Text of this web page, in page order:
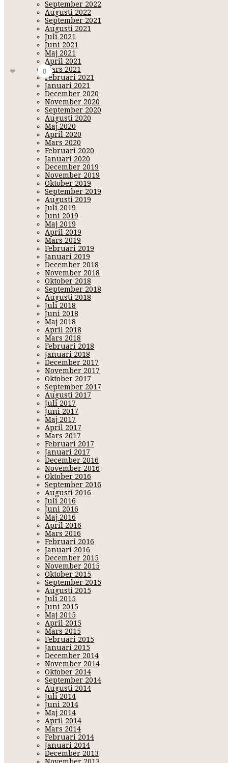
September 2022
Augusti 2022
September 2021
Augusti 2021
Juli 2021
Juni 2021
Maj 2021
April 2021
Mars 2021
Februari 2021
Januari 2021
December 2020
November 2020
September 2020
Augusti 2020
Maj 2020
April 2020
Mars 2020
Februari 2020
Januari 2020
December 2019
November 2019
Oktober 2019
September 2019
Augusti 2019
Juli 2019
Juni 2019
Maj 2019
April 2019
Mars 2019
Februari 2019
Januari 2019
December 2018
November 2018
Oktober 2018
September 2018
Augusti 2018
Juli 2018
Juni 2018
Maj 2018
April 2018
Mars 2018
Februari 2018
Januari 2018
December 2017
November 2017
Oktober 2017
September 2017
Augusti 2017
Juli 2017
Juni 2017
Maj 2017
April 2017
Mars 2017
Februari 2017
Januari 2017
December 2016
November 2016
Oktober 2016
September 2016
Augusti 2016
Juli 2016
Juni 2016
Maj 2016
April 2016
Mars 2016
Februari 2016
Januari 2016
December 2015
November 2015
Oktober 2015
September 2015
Augusti 2015
Juli 2015
Juni 2015
Maj 2015
April 2015
Mars 2015
Februari 2015
Januari 2015
December 2014
November 2014
Oktober 2014
September 2014
Augusti 2014
Juli 2014
Juni 2014
Maj 2014
April 2014
Mars 2014
Februari 2014
Januari 2014
December 2013
November 2013
av sen igår för nu är det bara att vara ute på gården och
och hälsa på i några dagar men med min förkylning och
även kanske ska på Lugnet i helgen så hinner vi knappt
att dom kunde komma hit istället, får be en bön till Gud att
Nej nu lär jag sätta fart med allt jag pysslar med, ha det
blogg - clashofnations - dalarna - falun - finest - snapchat - toppbloggare - vår
0